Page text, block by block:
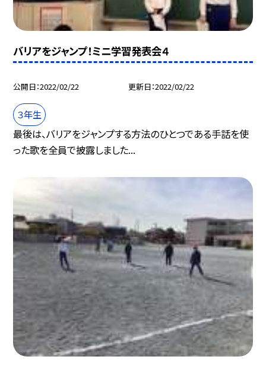
バリアをジャンプ！ミニ学習発表会４
公開日 2022/02/22 更新日 2022/02/22
３年生
最後は、バリアをジャンプする方法のひとつである手話を使
った歌を全員で披露しました...